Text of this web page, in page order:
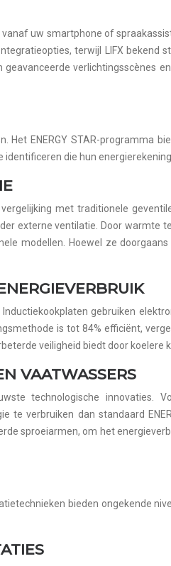
uw smartphone of
terwijl LIFX bekend
verlichtingsscènes
ENERGY STAR-programma
die hun energierekening
met traditionele
externe ventilatie. Door warmte
modellen. Hoewel ze doorgaans
gebruiken
is tot 84% efficiënt,
veiligheid biedt door koelere
VAATWASSERS
technologische innovaties.
verbruiken dan standaard
sproeiarmen, om het
bieden ongekende